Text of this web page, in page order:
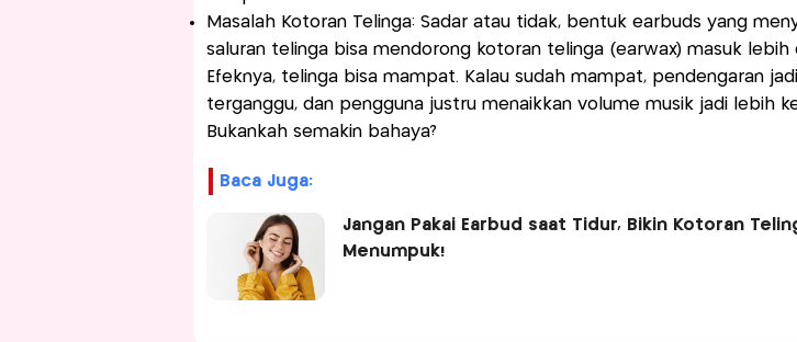
Masalah Kotoran Telinga: Sadar atau tidak, bentuk earbuds yang
saluran telinga bisa mendorong kotoran telinga (earwax) masuk lebih
Efeknya, telinga bisa mampat. Kalau sudah mampat, pendengaran
terganggu, dan pengguna justru menaikkan volume musik jadi lebih
Bukankah semakin bahaya?
Baca Juga:
Jangan Pakai Earbud saat Tidur, Bikin Kotoran
Menumpuk!